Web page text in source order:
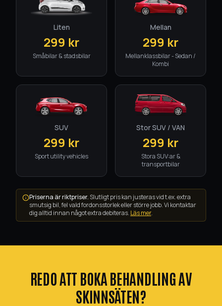
Byt temaLiten
299 kr
Småbilar & stadsbilar
Mellan
299 kr
Mellanklassbilar - Sedan /
Kombi
SUV
299 kr
Sport utility vehicles
Stor SUV / VAN
299 kr
Stora SUV:ar &
transportbilar
Priserna är riktpriser. Slutligt pris kan justeras vid t.ex. extra
smutsig bil, fel vald fordonsstorlek eller större jobb. Vi kontaktar
dig alltid innan något extra debiteras. Läs mer.
REDO ATT BOKABEHANDLING AV
SKINNSÄTEN?